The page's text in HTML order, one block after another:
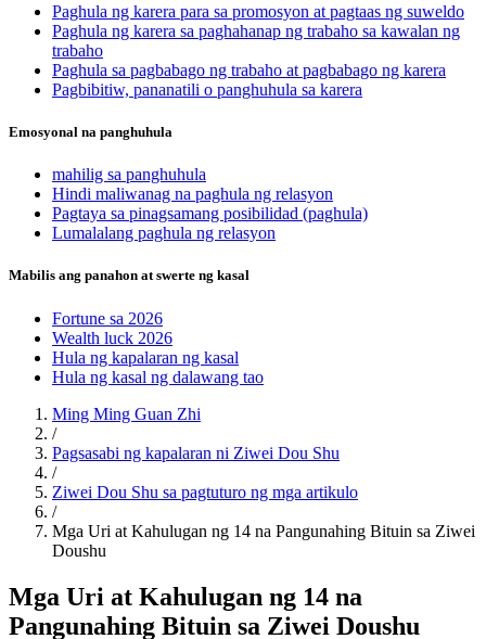
Paghula ng karera para sa promosyon at pagtaas ng suweldo
Paghula ng karera sa paghahanap ng trabaho sa kawalan ng
trabaho
Paghula sa pagbabago ng trabaho at pagbabago ng karera
Pagbibitiw, pananatili o panghuhula sa karera
Emosyonal na panghuhula
mahilig sa panghuhula
Hindi maliwanag na paghula ng relasyon
Pagtaya sa pinagsamang posibilidad (paghula)
Lumalalang paghula ng relasyon
Mabilis ang panahon at swerte ng kasal
Fortune sa 2026
Wealth luck 2026
Hula ng kapalaran ng kasal
Hula ng kasal ng dalawang tao
Ming Ming Guan Zhi
/
Pagsasabi ng kapalaran ni Ziwei Dou Shu
/
Ziwei Dou Shu sa pagtuturo ng mga artikulo
/
Mga Uri at Kahulugan ng 14 na Pangunahing Bituin sa Ziwei
Doushu
Mga Uri at Kahulugan ng 14 na
Pangunahing Bituin sa Ziwei Doushu